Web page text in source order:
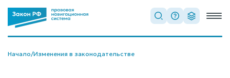
Начало/Изменения в законодательстве